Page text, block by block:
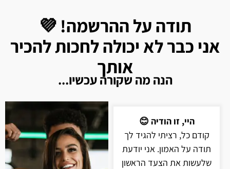
תודה על ההרשמה! 💜
אני כבר לא יכולה לחכות להכיר
אותך
הנה מה שקורה עכשיו...
היי, זו הודיה 😊
קודם כל, רציתי להגיד לך
תודה על האמון. אני יודעת
שלעשות את הצעד הראשון